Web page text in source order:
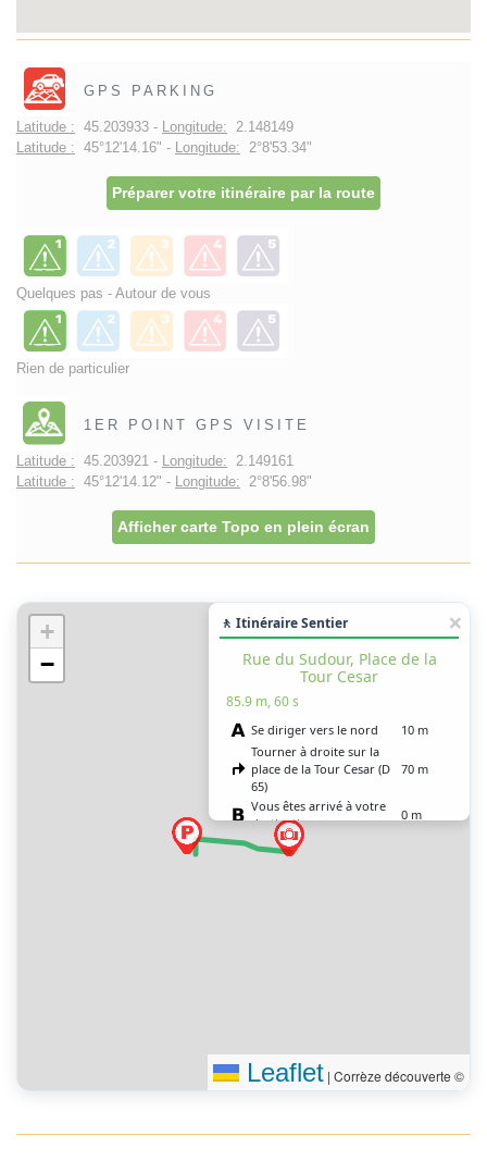
GPS PARKING
Latitude : 45.203933 - Longitude: 2.148149
Latitude : 45°12'14.16" - Longitude: 2°8'53.34"
Préparer votre itinéraire par la route
Quelques pas - Autour de vous
Rien de particulier
1ER POINT GPS VISITE
Latitude : 45.203921 - Longitude: 2.149161
Latitude : 45°12'14.12" - Longitude: 2°8'56.98"
Afficher carte Topo en plein écran
+
−
🚶 Itinéraire Sentier
Rue du Sudour, Place de la
Tour Cesar
85.9 m, 60 s
Se diriger vers le nord
10 m
Tourner à droite sur la
place de la Tour Cesar (D
65)
70 m
Vous êtes arrivé à votre
destination
0 m
Leaflet | Corrèze découverte ©